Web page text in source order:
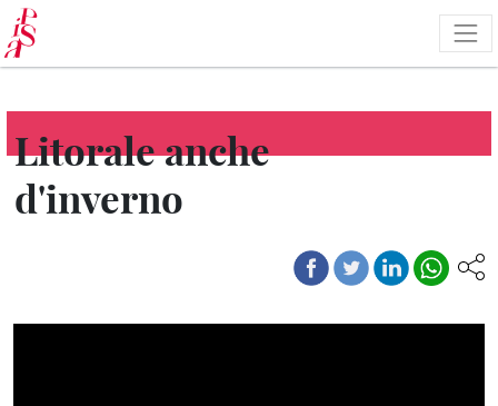
Salta
al
contenuto
principale
Litorale anche
d'inverno